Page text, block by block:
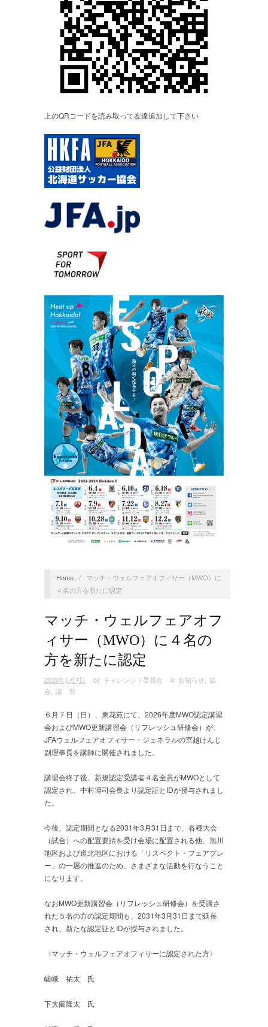
上のQRコードを読み取って友達追加して下さい
Home /
マッチ・ウェルフェアオフィサー（MWO）に
４名の方を新たに認定
マッチ・ウェルフェアオフ
ィサー（MWO）に４名の
方を新たに認定
2026年6月7日 · by チャレンジド委員会 · in お知らせ 協
会 講 習
６月７日（日）、東花苑にて、2026年度MWO認定講習
会およびMWO更新講習会（リフレッシュ研修会）が、
JFAウェルフェアオフィサー・ジェネラルの宮越けんじ
副理事長を講師に開催されました。
講習会終了後、新規認定受講者４名全員がMWOとして
認定され、中村博司会長より認定証とIDが授与されまし
た。
今後、認定期間となる2031年3月31日まで、各種大会
（試合）への配置要請を受け会場に配置される他、旭川
地区および道北地区における「リスペクト・フェアプレ
ー」の一層の推進のため、さまざまな活動を行なうこと
になります。
なおMWO更新講習会（リフレッシュ研修会）を受講さ
れた５名の方の認定期間も、2031年3月31日まで延長
され、新たな認定証とIDが授与されました。
〈マッチ・ウェルフェアオフィサーに認定された方〉
嵯峨 祐太 氏
下大薗隆太 氏